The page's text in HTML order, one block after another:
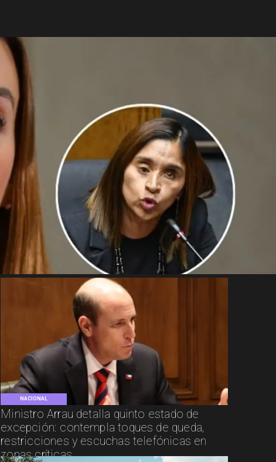
NACIONAL
Ministro Arrau detalla quinto estado de
excepción: contempla toques de queda,
restricciones y escuchas telefónicas en
zonas críticas